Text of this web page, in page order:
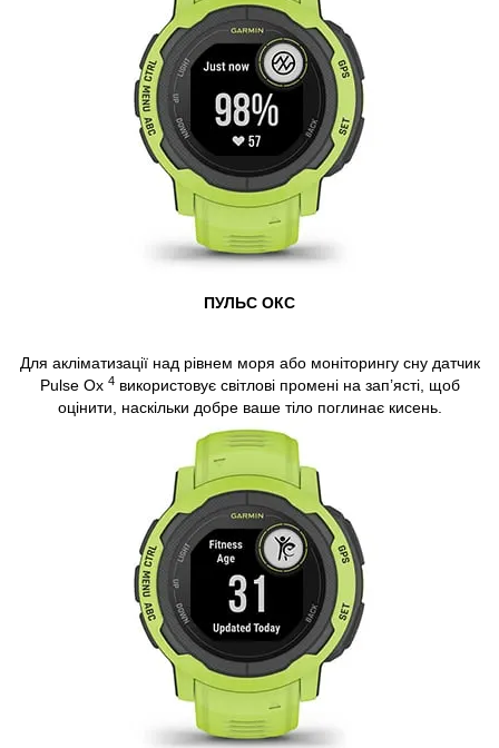
ПУЛЬС ОКС
Для акліматизації над рівнем моря або моніторингу сну датчик
Pulse Ox 4використовує світлові промені на зап’ясті, щоб
оцінити, наскільки добре ваше тіло поглинає кисень.